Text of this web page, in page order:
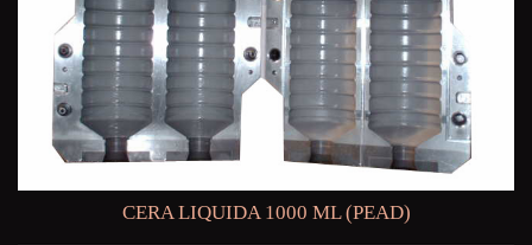
CERA LIQUIDA 1000 ML (PEAD)